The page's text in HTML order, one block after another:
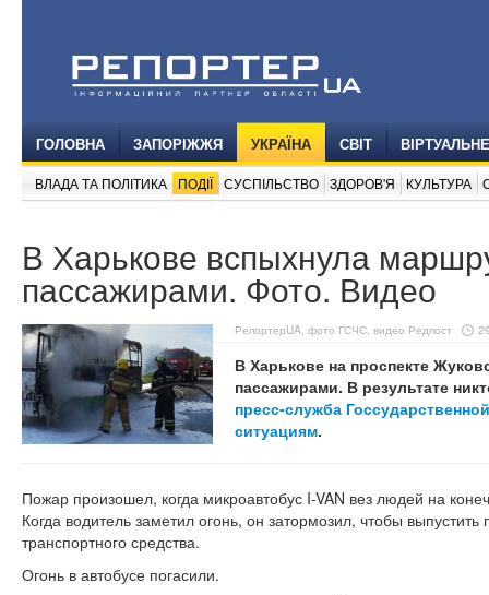
ГОЛОВНА ЗАПОРІЖЖЯ УКРАЇНА СВІТ
ВЛАДА ТА ПОЛІТИКА ПОДІЇ СУСПІЛЬСТВО ЗДОРОВ'Я КУЛЬТУРА
В Харькове вспыхнула
пассажирами. Фото. Видео
РепортерUA, фото ГСЧС, видео Редпост
В Харькове на проспекте
пассажирами. В результате
пресс-служба
ситуациям.
Пожар произошел, когда микроавтобус I-VAN вез людей на
Когда водитель заметил огонь, он затормозил, чтобы
транспортного средства.
Огонь в автобусе погасили.